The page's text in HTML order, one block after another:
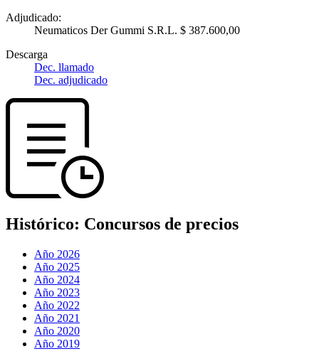
Adjudicado:
Neumaticos Der Gummi S.R.L. $ 387.600,00
Descarga
Dec. llamado
Dec. adjudicado
Histórico: Concursos de precios
Año 2026
Año 2025
Año 2024
Año 2023
Año 2022
Año 2021
Año 2020
Año 2019